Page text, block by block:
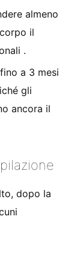
almeno
il
.
a 3 mesi
gli
ancora il
dopo la